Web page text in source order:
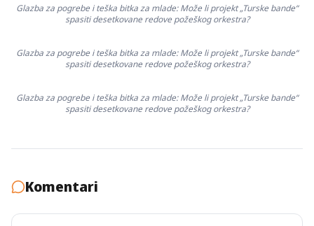
Glazba za pogrebe i teška bitka za mlade: Može li projekt „Turske bande“
spasiti desetkovane redove požeškog orkestra?
Glazba za pogrebe i teška bitka za mlade: Može li projekt „Turske bande“
spasiti desetkovane redove požeškog orkestra?
Glazba za pogrebe i teška bitka za mlade: Može li projekt „Turske bande“
spasiti desetkovane redove požeškog orkestra?
Komentari